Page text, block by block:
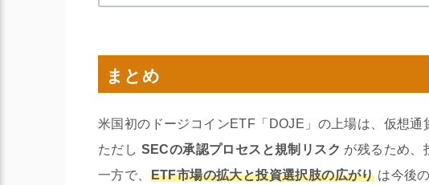
まとめ
米国初のドージコインETF「DOJE」の上場は、仮想通
ただし SECの承認プロセスと規制リスク が残るため、
一方で、 ETF市場の拡大と投資選択肢の広がりは今後